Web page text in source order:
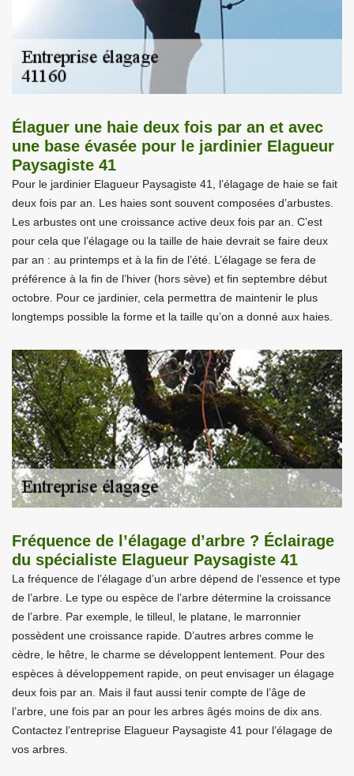
Élaguer une haie deux fois par an et avec
une base évasée pour le jardinier Elagueur
Paysagiste 41
Pour le jardinier Elagueur Paysagiste 41, l’élagage de haie se fait
deux fois par an. Les haies sont souvent composées d’arbustes.
Les arbustes ont une croissance active deux fois par an. C’est
pour cela que l’élagage ou la taille de haie devrait se faire deux
par an : au printemps et à la fin de l’été. L’élagage se fera de
préférence à la fin de l’hiver (hors sève) et fin septembre début
octobre. Pour ce jardinier, cela permettra de maintenir le plus
longtemps possible la forme et la taille qu’on a donné aux haies.
Fréquence de l’élagage d’arbre ? Éclairage
du spécialiste Elagueur Paysagiste 41
La fréquence de l’élagage d’un arbre dépend de l’essence et type
de l’arbre. Le type ou espèce de l’arbre détermine la croissance
de l’arbre. Par exemple, le tilleul, le platane, le marronnier
possèdent une croissance rapide. D’autres arbres comme le
cèdre, le hêtre, le charme se développent lentement. Pour des
espèces à développement rapide, on peut envisager un élagage
deux fois par an. Mais il faut aussi tenir compte de l’âge de
l’arbre, une fois par an pour les arbres âgés moins de dix ans.
Contactez l’entreprise Elagueur Paysagiste 41 pour l’élagage de
vos arbres.